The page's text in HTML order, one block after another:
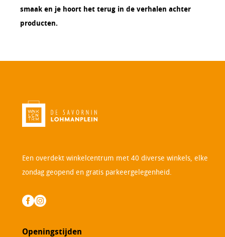
smaak en je hoort het terug in de verhalen achter
producten.
Een overdekt winkelcentrum met 40 diverse winkels, elke
zondag geopend en gratis parkeergelegenheid.
Openingstijden